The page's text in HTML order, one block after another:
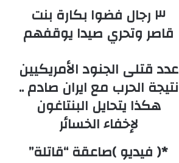
٣ رجال فضوا بكارة بنت
قاصر وتحري صيدا يوقفهم
عدد قتلى الجنود الأمريكيين
نتيجة الحرب مع ايران صادم ..
هكذا يتحايل البنتاغون
لإخفاء الخسائر
*( فيديو )صاعقة “قاتلة”